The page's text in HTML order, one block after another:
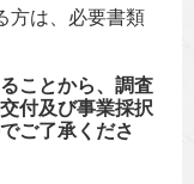
方は、必要書類
ことから、調査
付及び事業採択
ご了承くださ